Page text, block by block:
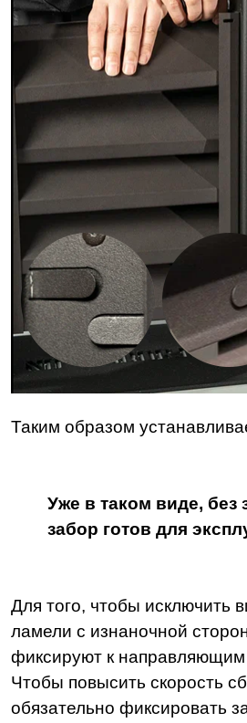
Таким образом
Уже в таком виде, без
забор готов для
Для того, чтобы исключить
ламели с изнаночной
фиксируют к направляющим
Чтобы повысить скорость
обязательно фиксировать